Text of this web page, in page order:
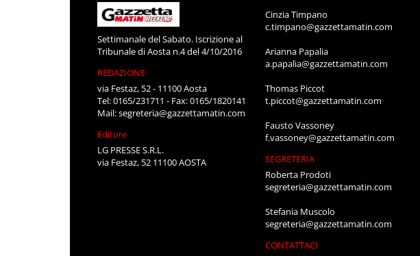
Settimanale del Sabato. Iscrizione al
Tribunale di Aosta n.4 del 4/10/2016
REDAZIONE
via Festaz, 52 - 11100 Aosta
Tel: 0165/231711 - Fax: 0165/1820141
Mail:segreteria@gazzettamatin.com
Editore
LG PRESSE S.R.L.
via Festaz, 52 11100 AOSTA
Cinzia Timpano
c.timpano@gazzettamatin.com
Arianna Papalia
a.papalia@gazzettamatin.com
Thomas Piccot
t.piccot@gazzettamatin.com
Fausto Vassoney
f.vassoney@gazzettamatin.com
SEGRETERIA
Roberta Prodoti
segreteria@gazzettamatin.com
Stefania Muscolo
segreteria@gazzettamatin.com
CONTATTACI